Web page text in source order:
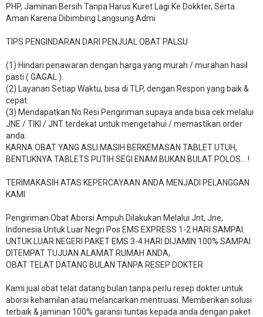
PHP, Jaminan Bersih Tanpa Harus Kuret Lagi Ke Dokkter, Serta
Aman Karena Dibimbing Langsung Admi
TIPS PENGINDARAN DARI PENJUAL OBAT PALSU
(1) Hindari penawaran dengan harga yang murah / murahan hasil
pasti ( GAGAL ).
(2) Layanan Setiap Waktu, bisa di TLP, dengan Respon yang baik &
cepat.
(3) Mendapatkan No Resi Pengiriman supaya anda bisa cek melalui
JNE / TIKI / JNT terdekat untuk mengetahui / memastikan order
anda.
KARNA OBAT YANG ASLI MASIH BERKEMASAN TABLET UTUH,
BENTUKNYA TABLETS PUTIH SEGI ENAM BUKAN BULAT POLOS….!
TERIMAKASIH ATAS KEPERCAYAAN ANDA MENJADI PELANGGAN
KAMI
Pengiriman Obat Aborsi Ampuh Dilakukan Melalui Jnt, Jne,
Indonesia Untuk Luar Negri Pos EMS EXPRESS 1-2 HARI SAMPAI.
UNTUK LUAR NEGERI PAKET EMS 3-4 HARI DIJAMIN 100% SAMPAI
DITEMPAT TUJUAN ALAMAT RUMAH ANDA,
OBAT TELAT DATANG BULAN TANPA RESEP DOKTER
Kami jual obat telat datang bulan tanpa perlu resep dokter untuk
aborsi kehamilan atau melancarkan mentruasi. Memberikan solusi
terbaik & jaminan 100% garansi tuntas kepada anda dengan paket